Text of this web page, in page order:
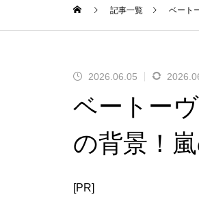
記事一覧 ベート
2026.06.05
ベートー
の背景！
[PR]